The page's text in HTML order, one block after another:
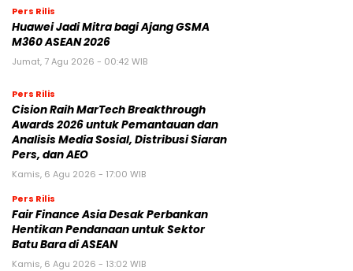
Pers Rilis
Huawei Jadi Mitra bagi Ajang GSMA
M360 ASEAN 2026
Jumat, 7 Agu 2026 - 00:42 WIB
Pers Rilis
Cision Raih MarTech Breakthrough
Awards 2026 untuk Pemantauan dan
Analisis Media Sosial, Distribusi Siaran
Pers, dan AEO
Kamis, 6 Agu 2026 - 17:00 WIB
Pers Rilis
Fair Finance Asia Desak Perbankan
Hentikan Pendanaan untuk Sektor
Batu Bara di ASEAN
Kamis, 6 Agu 2026 - 13:02 WIB